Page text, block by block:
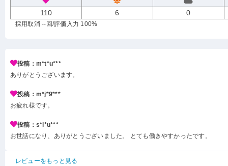
110 6 0
採用取消 --回/評価入力 100%
投稿：m*t*u***
ありがとうございます。
投稿：m*j*9***
お疲れ様です。
投稿：s*i*u***
お世話になり、ありがとうございました。 とても働きやすかったです。
レビューをもっと見る